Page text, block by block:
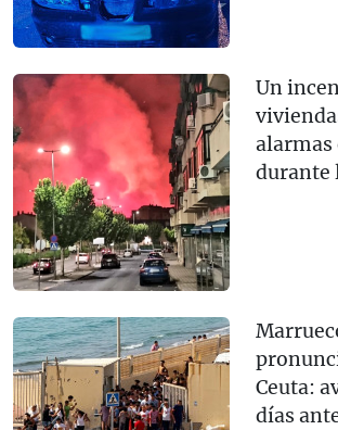
Un
alarmas
durante
Ceuta:
días